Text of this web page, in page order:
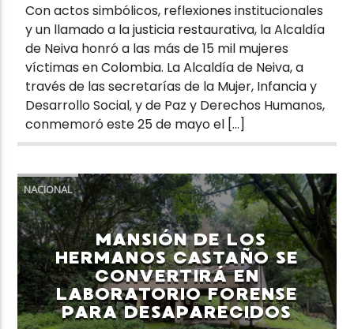
Con actos simbólicos, reflexiones institucionales
y un llamado a la justicia restaurativa, la Alcaldía
de Neiva honró a las más de 15 mil mujeres
víctimas en Colombia. La Alcaldía de Neiva, a
través de las secretarías de la Mujer, Infancia y
Desarrollo Social, y de Paz y Derechos Humanos,
conmemoró este 25 de mayo el […]
NACIONAL
MANSIÓN DE LOS
HERMANOS CASTAÑO SE
CONVERTIRÁ EN
LABORATORIO FORENSE
PARA DESAPARECIDOS